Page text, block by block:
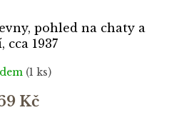
pohled na chaty a
cca 1937
(1 ks)
Kč